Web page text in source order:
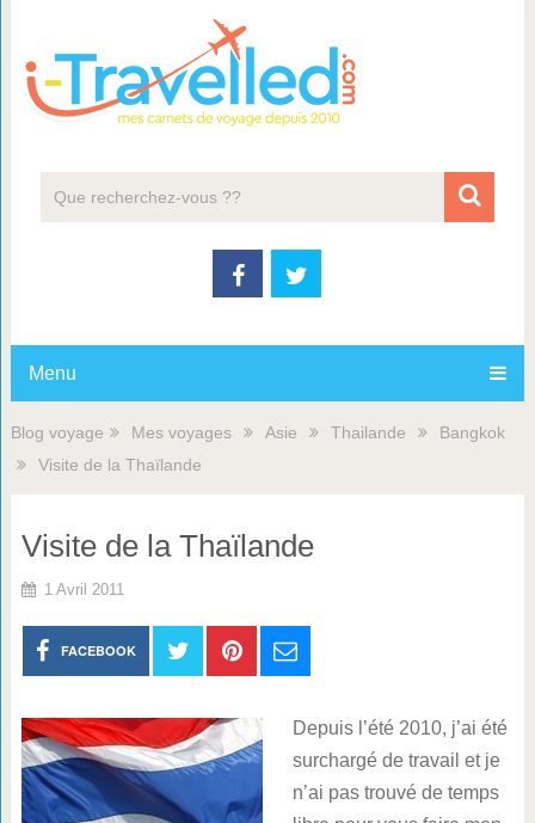
Menu
Blog voyage Mes voyages Asie Thailande
Bangkok
Visite de la Thaïlande
Visite de la Thaïlande
1 Avril 2011
FACEBOOK
Depuis l’été 2010, j’ai été
surchargé de travail et je
n’ai pas trouvé de temps